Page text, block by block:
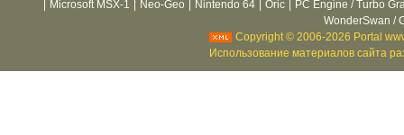
Microsoft MSX-1 Neo-Geo Nintendo 64 Oric
PC Engine / Turbo
WonderSwan /
Copyright © 2006-2026 Portal
Использование материалов сайта